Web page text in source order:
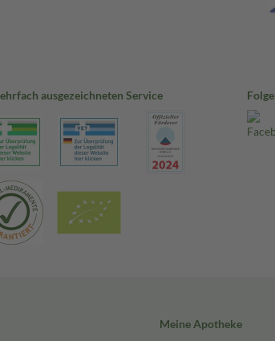
ausgezeichneten Service
Meine Apotheke